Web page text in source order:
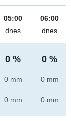
05:00
dnes
0 %
0 mm
0 mm
06:00
dnes
0 %
0 mm
0 mm